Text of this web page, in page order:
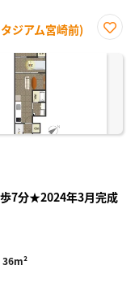
ジアム宮崎前)
に入
歩7分★2024年3月完成
36m²